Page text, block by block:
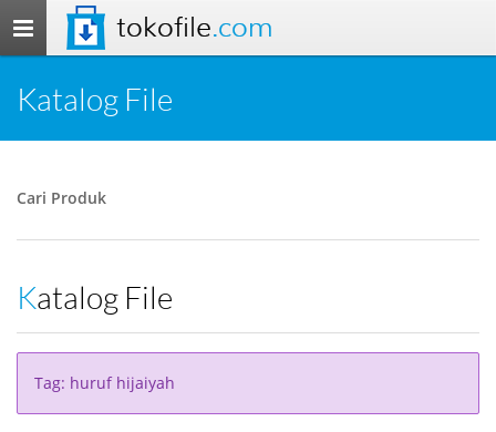
Toggle
navigation
tokofile.com
Katalog File
Cari Produk
Katalog File
Tag: huruf hijaiyah